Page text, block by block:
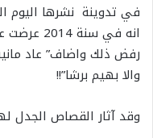
في تدوينة نشرها اليوم
انه في
رفض ذلك واضاف” عاد
والا بهيم برشا”!!
وقد آثار القصاص الجدل